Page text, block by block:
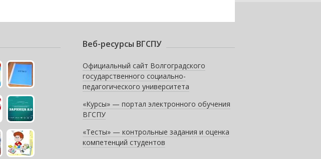
Веб-ресурсы ВГСПУ
Официальный сайт Волгоградского
государственного социально-
педагогического университета
«Курсы» — портал электронного обучения
ВГСПУ
«Тесты» — контрольные задания и оценка
компетенций студентов